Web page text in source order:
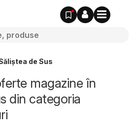
de Sus
magazine în
din categoria